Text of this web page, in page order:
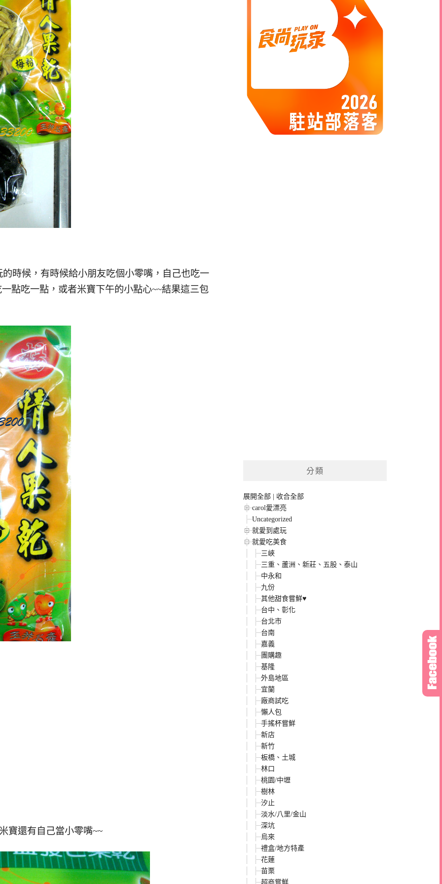
時候，有時候給小朋友吃個小零嘴，自己也吃一
點吃一點，或者米寶下午的小點心~~結果這三包
還有自己當小零嘴~~
分類
展開全部 | 收合全部
carol愛漂亮
Uncategorized
就愛到處玩
就愛吃美食
三峽
三重、蘆洲、新莊、五股、泰山
中永和
九份
其他甜食嘗鮮♥
台中、彰化
台北市
台南
嘉義
團購趣
基隆
外島地區
宜蘭
廠商試吃
懶人包
手搖杯嘗鮮
新店
新竹
板橋、土城
林口
桃園/中壢
樹林
汐止
淡水/八里/金山
深坑
烏來
禮盒/地方特產
花蓮
苗栗
超商嘗鮮